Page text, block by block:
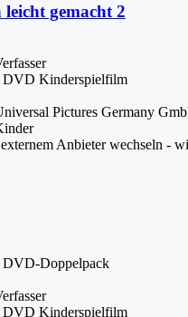
gemacht 2
DVD Kinderspielfilm
Pictures Germany
Anbieter wechseln -
DVD-Doppelpack
DVD Kinderspielfilm